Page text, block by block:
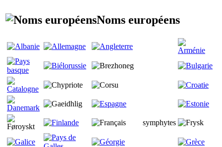
Noms européens
symphytes